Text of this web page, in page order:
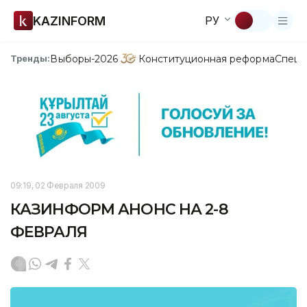
KAZINFORM РУ
Тренды:Выборы-2026 Конституционная реформа
09:19, 02 Февраля 2009
КАЗИНФОРМ АНОНС НА 2-8
ФЕВРАЛЯ